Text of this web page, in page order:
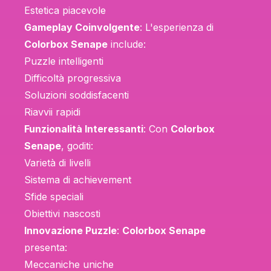
Estetica piacevole
Gameplay Coinvolgente: L'esperienza di
Colorbox Senape include:
Puzzle intelligenti
Difficoltà progressiva
Soluzioni soddisfacenti
Riavvii rapidi
Funzionalità Interessanti: Con Colorbox
Senape, goditi:
Varietà di livelli
Sistema di achievement
Sfide speciali
Obiettivi nascosti
Innovazione Puzzle: Colorbox Senape
presenta:
Meccaniche uniche